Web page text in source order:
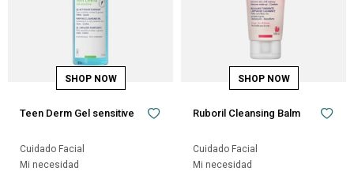
Teen Derm Gel sensitive
Cuidado Facial
Mi necesidad
Ruboril Cleansing Balm
Cuidado Facial
Mi necesidad